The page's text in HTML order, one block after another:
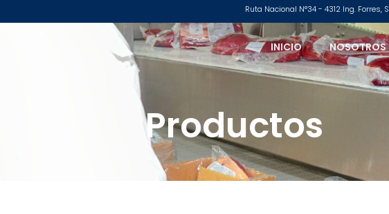
Ruta Nacional N°34 - 4312 Ing.
INICIO NOSOTROS
Productos